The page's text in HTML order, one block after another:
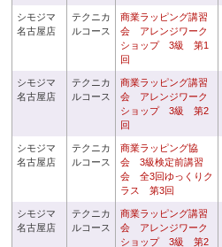
シモジマ
名古屋店
テクニカ
ルコース
商業ラッピング講習
会 アレンジワーク
ショップ 3級 第1
回
シモジマ
名古屋店
テクニカ
ルコース
商業ラッピング講習
会 アレンジワーク
ショップ 3級 第2
回
シモジマ
名古屋店
テクニカ
ルコース
商業ラッピング協
会 3級検定前講習
会 全3回ゆっくりク
ラス 第3回
シモジマ
名古屋店
テクニカ
ルコース
商業ラッピング講習
会 アレンジワーク
ショップ 3級 第2